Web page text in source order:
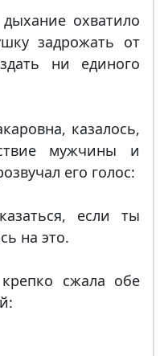
охватило
задрожать от
ни единого
казалось,
мужчины и
его голос:
если ты
на это.
сжала обе